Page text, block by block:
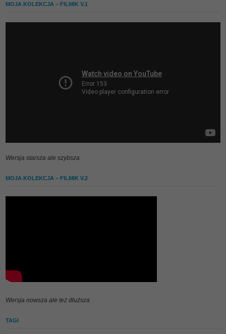
MOJA KOLEKCJA – FILMIK V.1
Wersja starsza ale szybsza
MOJA KOLEKCJA – FILMIK V.2
Wersja nowsza ale też dłuższa
TAGI